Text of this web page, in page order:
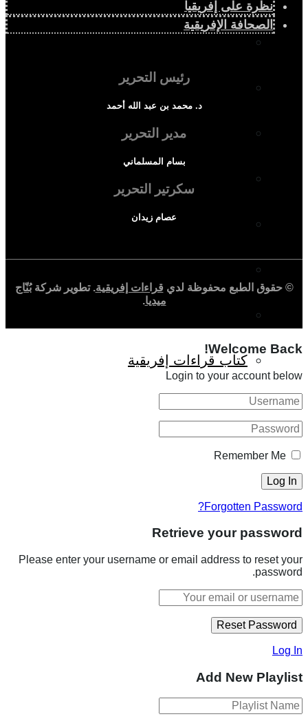
ثقافة وأدب
حوارات وتحقيقات
قراءات تاريخية
كتاب قراءات إفريقية
نظرة على إفريقيا
الصحافة الإفريقية
رئيس التحرير
د. محمد بن عبد الله أحمد
مدير التحرير
بسام المسلماني
سكرتير التحرير
عصام زيدان
© حقوق الطبع محفوظة لدي قراءات إفريقية. تطوير شركةبُنّاج
ميديا.
Welcome Back!
Login to your account below
Remember Me
Forgotten Password?
Retrieve your password
Please enter your username or email address to reset your
password.
Log In
Add New Playlist